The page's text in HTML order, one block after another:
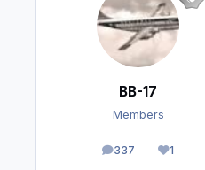
BB-17
Members
337
posts 1